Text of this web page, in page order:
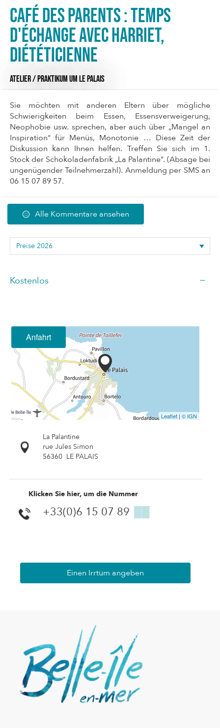
Café des parents : Temps
d'échange avec Harriet,
diététicienne
ATELIER / PRAKTIKUMUM LE PALAIS
Sie möchten mit anderen Eltern über mögliche
Schwierigkeiten beim Essen, Essensverweigerung,
Neophobie usw. sprechen, aber auch über „Mangel an
Inspiration“ für Menüs, Monotonie … Diese Zeit der
Diskussion kann Ihnen helfen. Treffen Sie sich im 1.
Stock der Schokoladenfabrik „La Palantine“. (Absage bei
ungenügender Teilnehmerzahl). Anmeldung per SMS an
06 15 07 89 57.
Alle Kommentare ansehen
Kostenlos —
Anfahrt
Leaflet | © IGN
La Palantine
rue Jules Simon
56360 LE PALAIS
Klicken Sie hier, um die Nummer
+33(0)6 15 07 89 ▒▒
Einen Irrtum angeben